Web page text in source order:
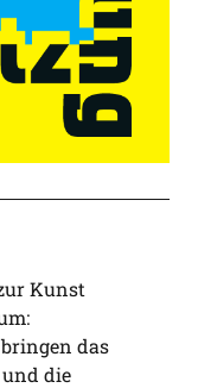
Kunst
das
die